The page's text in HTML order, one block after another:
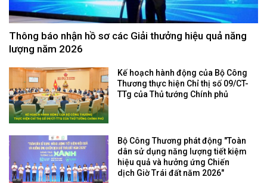
Thông báo nhận hồ sơ các Giải thưởng hiệu quả năng
lượng năm 2026
Kế hoạch hành động của Bộ Công
Thương thực hiện Chỉ thị số 09/CT-
TTg của Thủ tướng Chính phủ
Bộ Công Thương phát động "Toàn
dân sử dụng năng lượng tiết kiệm
hiệu quả và hưởng ứng Chiến
dịch Giờ Trái đất năm 2026"